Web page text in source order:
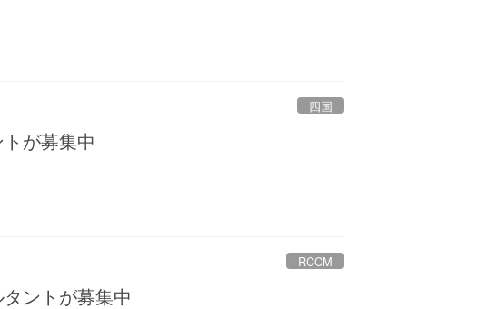
四国
が募集中
RCCM
ントが募集中